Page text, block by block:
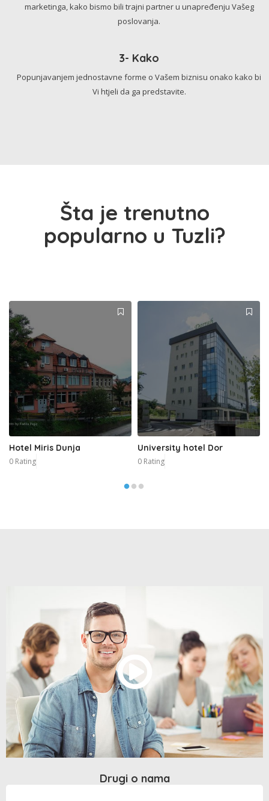
marketinga, kako bismo bili trajni partner u unapređenju Vašeg
poslovanja.
3- Kako
Popunjavanjem jednostavne forme o Vašem biznisu onako kako bi
Vi htjeli da ga predstavite.
Šta je trenutno
popularno u Tuzli?
Hotel Miris Dunja
0 Rating
University hotel Dor
0 Rating
Drugi o nama